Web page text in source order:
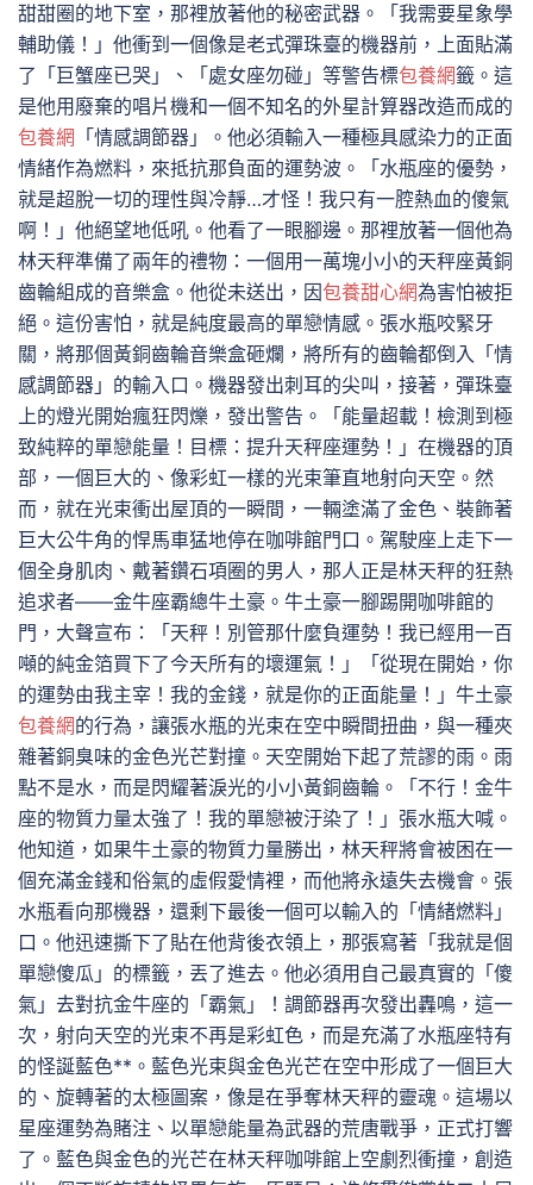
甜甜圈的地下室，那裡放著他的秘密武器。「我需要星象學
輔助儀！」他衝到一個像是老式彈珠臺的機器前，上面貼滿
了「巨蟹座已哭」、「處女座勿碰」等警告標包養網籤。這
是他用廢棄的唱片機和一個不知名的外星計算器改造而成的
包養網 「情感調節器」。他必須輸入一種極具感染力的正面
情緒作為燃料，來抵抗那負面的運勢波。「水瓶座的優勢，
就是超脫一切的理性與冷靜…才怪！我只有一腔熱血的傻氣
啊！」他絕望地低吼。他看了一眼腳邊。那裡放著一個他為
林天秤準備了兩年的禮物：一個用一萬塊小小的天秤座黃銅
齒輪組成的音樂盒。他從未送出，因包養甜心網為害怕被拒
絕。這份害怕，就是純度最高的單戀情感。張水瓶咬緊牙
關，將那個黃銅齒輪音樂盒砸爛，將所有的齒輪都倒入「情
感調節器」的輸入口。機器發出刺耳的尖叫，接著，彈珠臺
上的燈光開始瘋狂閃爍，發出警告。「能量超載！檢測到極
致純粹的單戀能量！目標：提升天秤座運勢！」在機器的頂
部，一個巨大的、像彩虹一樣的光束筆直地射向天空。然
而，就在光束衝出屋頂的一瞬間，一輛塗滿了金色、裝飾著
巨大公牛角的悍馬車猛地停在咖啡館門口。駕駛座上走下一
個全身肌肉、戴著鑽石項圈的男人，那人正是林天秤的狂熱
追求者——金牛座霸總牛土豪。牛土豪一腳踢開咖啡館的
門，大聲宣布：「天秤！別管那什麼負運勢！我已經用一百
噸的純金箔買下了今天所有的壞運氣！」「從現在開始，你
的運勢由我主宰！我的金錢，就是你的正面能量！」牛土豪
包養網的行為，讓張水瓶的光束在空中瞬間扭曲，與一種夾
雜著銅臭味的金色光芒對撞。天空開始下起了荒謬的雨。雨
點不是水，而是閃耀著淚光的小小黃銅齒輪。「不行！金牛
座的物質力量太強了！我的單戀被汙染了！」張水瓶大喊。
他知道，如果牛土豪的物質力量勝出，林天秤將會被困在一
個充滿金錢和俗氣的虛假愛情裡，而他將永遠失去機會。張
水瓶看向那機器，還剩下最後一個可以輸入的「情緒燃料」
口。他迅速撕下了貼在他背後衣領上，那張寫著「我就是個
單戀傻瓜」的標籤，丟了進去。他必須用自己最真實的「傻
氣」去對抗金牛座的「霸氣」！調節器再次發出轟鳴，這一
次，射向天空的光束不再是彩虹色，而是充滿了水瓶座特有
的怪誕藍色**。藍色光束與金色光芒在空中形成了一個巨大
的、旋轉著的太極圖案，像是在爭奪林天秤的靈魂。這場以
星座運勢為賭注、以單戀能量為武器的荒唐戰爭，正式打響
了。藍色與金色的光芒在林天秤咖啡館上空劇烈衝撞，創造